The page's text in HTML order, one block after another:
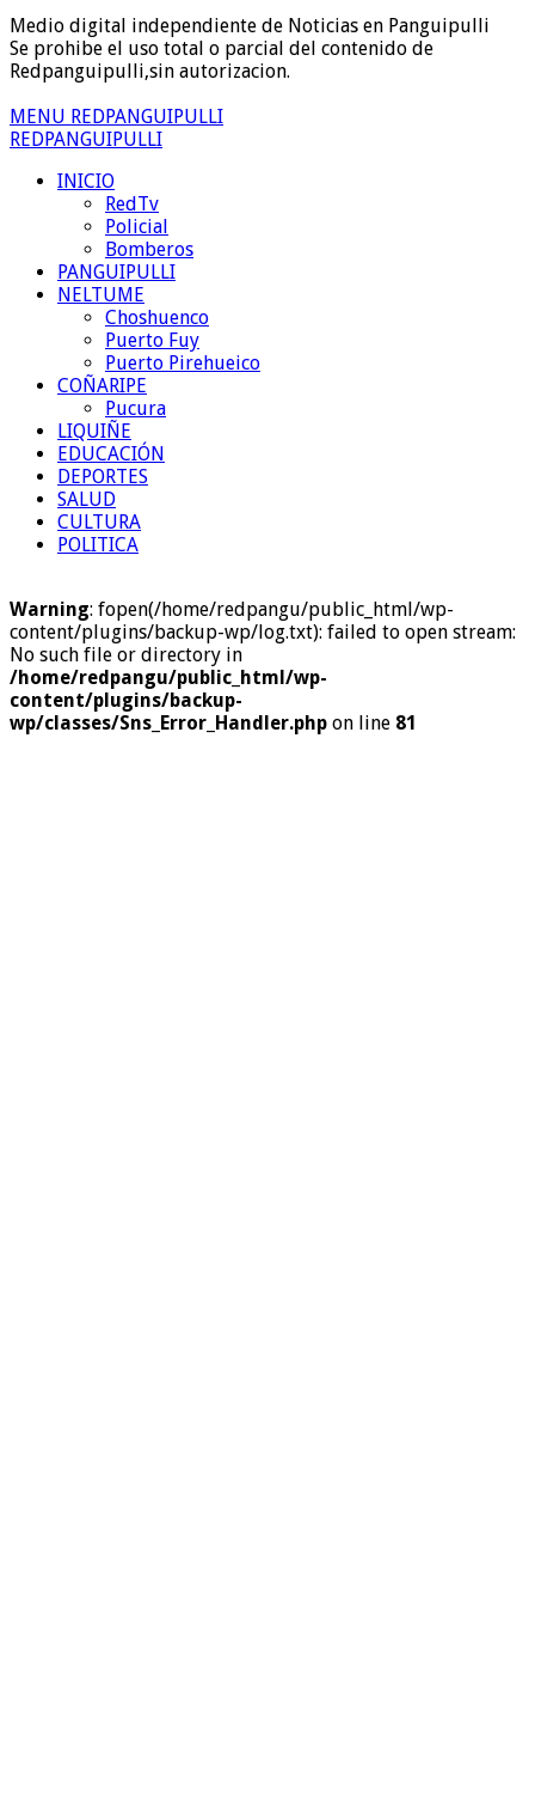
Medio digital independiente de Noticias en Panguipulli
Se prohibe el uso total o parcial del contenido de
Redpanguipulli,sin autorizacion.
MENU REDPANGUIPULLI
REDPANGUIPULLI
INICIO
RedTv
Policial
Bomberos
PANGUIPULLI
NELTUME
Choshuenco
Puerto Fuy
Puerto Pirehueico
COÑARIPE
Pucura
LIQUIÑE
EDUCACIÓN
DEPORTES
SALUD
CULTURA
POLITICA
Warning: fopen(/home/redpangu/public_html/wp-
content/plugins/backup-wp/log.txt): failed to open stream:
No such file or directory in
/home/redpangu/public_html/wp-
content/plugins/backup-
wp/classes/Sns_Error_Handler.php on line 81